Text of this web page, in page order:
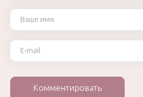
Ваше имя
Ваш e-mail
Комментировать